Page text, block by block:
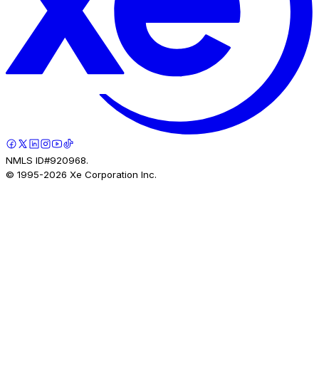
NMLS ID#920968.
© 1995-2026 Xe Corporation Inc.